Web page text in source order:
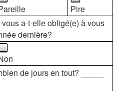
Pire
a-t-elle obligé(e) à vous
dernière?
de jours en tout? _____